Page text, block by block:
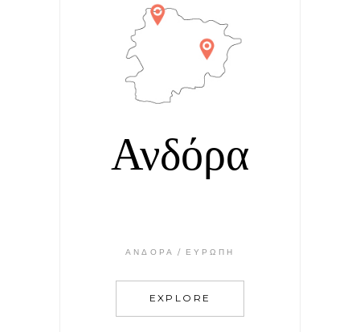
Ανδόρα
ΑΝΔΌΡΑ ΕΥΡΏΠΗ
EXPLORE